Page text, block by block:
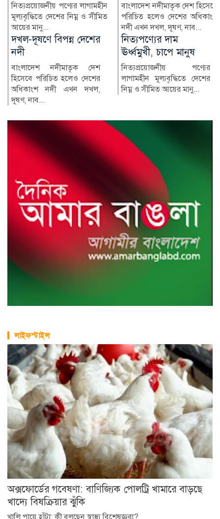
নিত্যপ্রয়োজনীয় পণ্যের লাগামহীন
মূল্যবৃদ্ধিতে দেশের নিম্ন ও সীমিত
আয়ের মানু...
বাংলাদেশ নদীমাতৃক দেশ হিসেবে
পরিচিত হলেও দেশের অধিকাংশ
নদী এখন দখল, দূষণ, নাব...
নিত্যপণ্যের দাম
ঊর্ধ্বমুখী, চাপে মানুষ
নিত্যপ্রয়োজনীয় পণ্যের
লাগামহীন মূল্যবৃদ্ধিতে দেশের
নিম্ন ও সীমিত আয়ের মানু...
নোয়াখালীতে জিও ব্যাগ
প্রকল্পে অনিয়মের
অভিযোগ, এলাকাবাসীর
মানববন্ধন
নোয়াখালীর সুবর্ণচর উপজেলার
লাইফস্টাইল
অক্সফোর্ডের গবেষণা: বাণিজ্যিক পোলট্রি খামারে বাড়ছে
খাদ্যে বিষক্রিয়ার ঝুঁকি
খালি পায়ে হাঁটা: কী বলছেন স্বাস্থ্য বিশেষজ্ঞরা?